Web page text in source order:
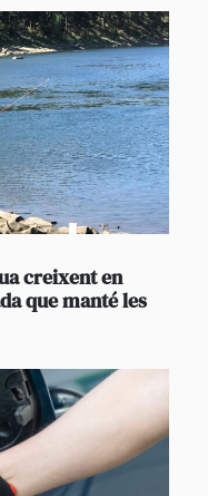
creixent en
que manté les